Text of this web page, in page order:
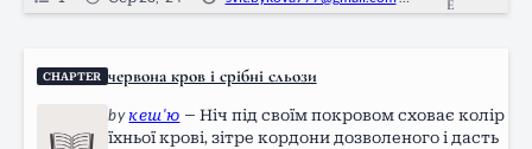
E
CHAPTER червона кров і срібні сльози
byкеш'ю — Ніч під своїм покровом сховає колір
їхньої крові, зітре кордони дозволеного і дасть